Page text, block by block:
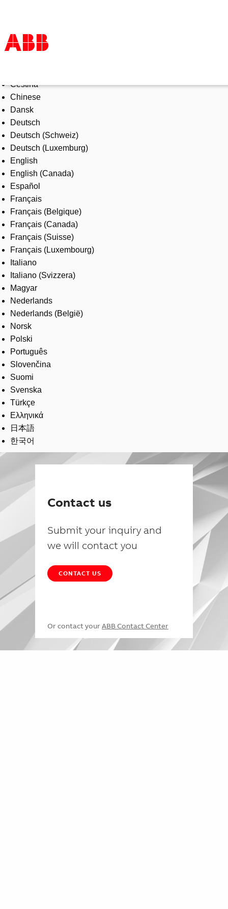
Products & Solutions
Industries
Services
About us
Where to buy
Contact us
Careers
Čeština
Chinese
Dansk
Deutsch
Deutsch (Schweiz)
Deutsch (Luxemburg)
English
English (Canada)
Español
Français
Français (Belgique)
Français (Canada)
Français (Suisse)
Français (Luxembourg)
Italiano
Italiano (Svizzera)
Magyar
Nederlands
Nederlands (België)
Norsk
Polski
Português
Slovenčina
Suomi
Svenska
Türkçe
Ελληνικά
日本語
한국어
Contact us
Submit your inquiry and
we will contact you
CONTACT US
Or contact your ABB Contact Center